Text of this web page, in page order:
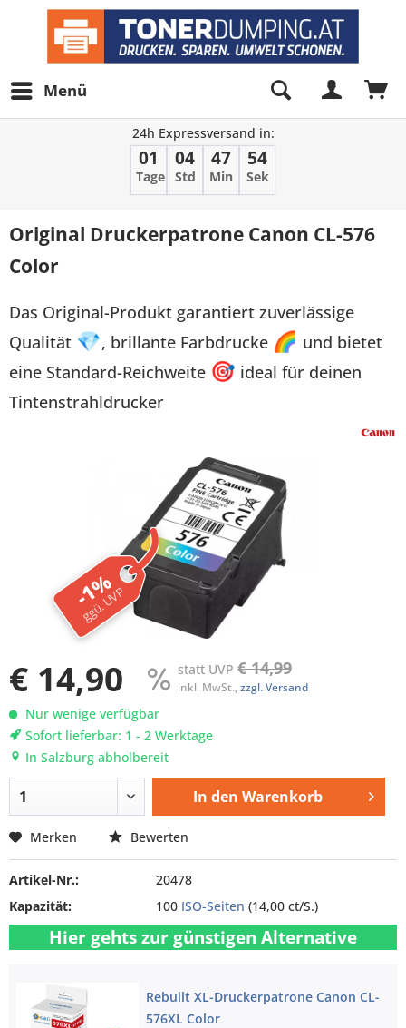
Menü
24h Expressversand in:
01
Tage
04
Std
47
Min
54
Sek
Original Druckerpatrone Canon CL-576
Color
Das Original-Produkt garantiert zuverlässige
Qualität 💎, brillante Farbdrucke 🌈 und bietet
eine Standard-Reichweite 🎯 ideal für deinen
Tintenstrahldrucker
-1%
ggü. UVP
€ 14,90 statt UVP € 14,99
inkl. MwSt., zzgl. Versand
Nur wenige verfügbar
Sofort lieferbar: 1 - 2 Werktage
In Salzburg abholbereit
In den Warenkorb
Merken Bewerten
Artikel-Nr.:
20478
Kapazität:
100 ISO-Seiten (14,00 ct/S.)
Hier gehts zur günstigen Alternative
Rebuilt XL-Druckerpatrone Canon CL-
576XL Color